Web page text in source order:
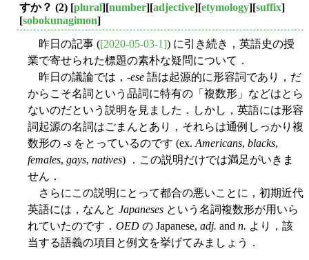
すか？ (2) [plural][number][adjective][etymology][suffix]
[sobokunagimon]
昨日の記事 ([2020-05-03-1]) に引き続き，英語史の授
業で寄せられた標題の素朴な疑問について．
昨日の議論では，-ese 語は起源的に形容詞であり，だ
からこそ名詞という品詞に特有の「複数形」などはとら
ないのだという説明を見ました．しかし，英語には形容
詞起源の名詞はごまんとあり，それらは通例しっかり複
数形の -s をとっているのです (ex.Americans, blacks,
females, gays, natives) ．この説明だけでは満足がいきま
せん．
さらにこの説明にとって都合の悪いことに，初期近代
英語には，なんと Japaneses という名詞複数形が用いら
れていたのです． OED の Japanese, adj. and n. より，該
当する語義の項目と例文を挙げてみましょう．